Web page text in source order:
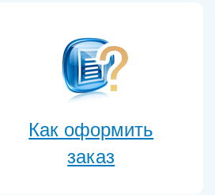
Как оформить
заказ